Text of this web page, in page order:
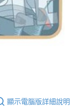
顯示電腦版詳細說明